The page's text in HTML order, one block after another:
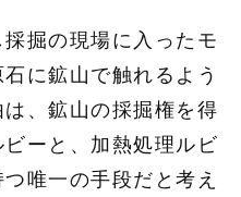
掘の現場に入ったモ
に鉱山で触れるよう
、鉱山の採掘権を得
ーと、加熱処理ルビ
唯一の手段だと考え